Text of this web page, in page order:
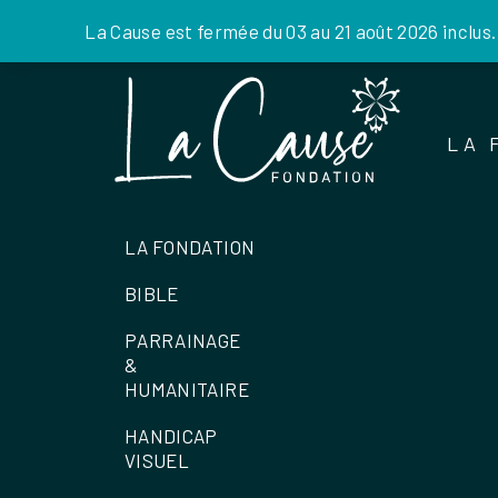
La Cause est fermée du 03 au 21 août 2026
LA
LA FONDATION
BIBLE
PARRAINAGE
&
HUMANITAIRE
HANDICAP
VISUEL